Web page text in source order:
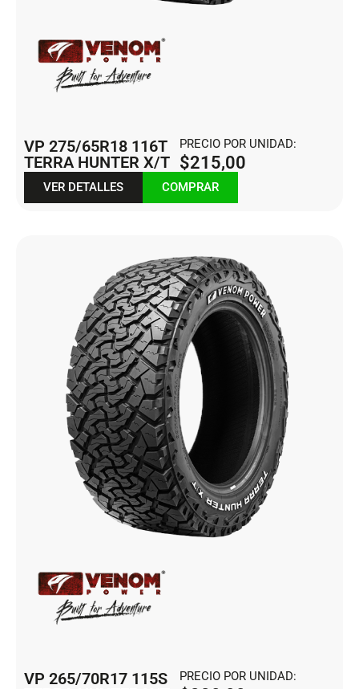
VP 275/65R18 116T
TERRA HUNTER X/T
PRECIO POR UNIDAD:
$215,00
VER DETALLES COMPRAR
VP 265/70R17 115S
PRECIO POR UNIDAD: